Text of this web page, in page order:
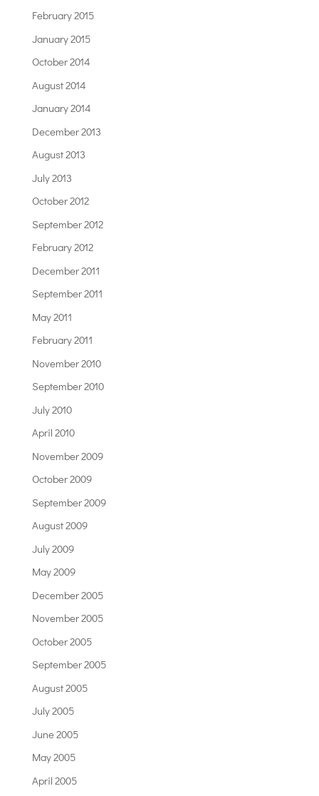
February 2015
January 2015
October 2014
August 2014
January 2014
December 2013
August 2013
July 2013
October 2012
September 2012
February 2012
December 2011
September 2011
May 2011
February 2011
November 2010
September 2010
July 2010
April 2010
November 2009
October 2009
September 2009
August 2009
July 2009
May 2009
December 2005
November 2005
October 2005
September 2005
August 2005
July 2005
June 2005
May 2005
April 2005